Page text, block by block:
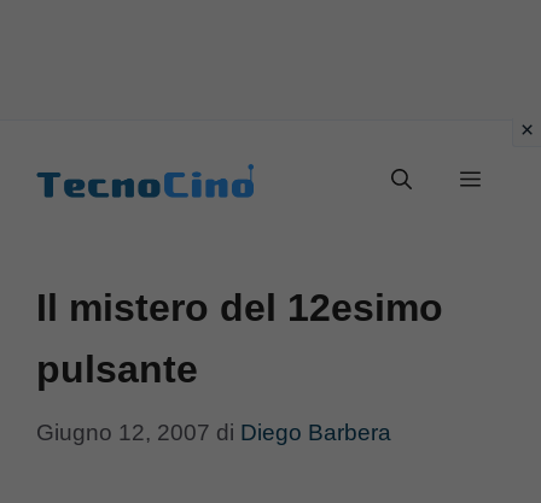
Menu
Il mistero del 12esimo
pulsante
Giugno 12, 2007 di Diego Barbera